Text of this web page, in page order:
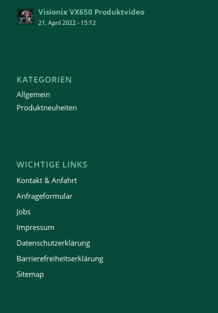
Visionix VX650 Produktvideo
21. April 2022 - 15:12
KATEGORIEN
Allgemein
Produktneuheiten
WICHTIGE LINKS
Kontakt & Anfahrt
Anfrageformular
Jobs
Impressum
Datenschutzerklärung
Barrierefreiheitserklärung
Sitemap